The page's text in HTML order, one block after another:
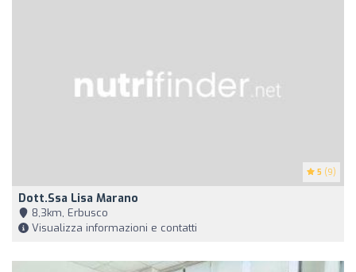
5 (9)
Dott.ssa Lisa Marano
8,3km, Erbusco
Visualizza informazioni e contatti